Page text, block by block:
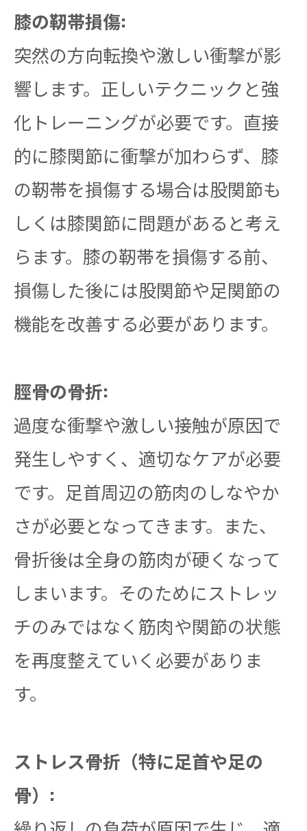
膝の靭帯損傷:
突然の方向転換や激しい衝撃が影
響します。正しいテクニックと強
化トレーニングが必要です。直接
的に膝関節に衝撃が加わらず、膝
の靭帯を損傷する場合は股関節も
しくは膝関節に問題があると考え
らます。膝の靭帯を損傷する前、
損傷した後には股関節や足関節の
機能を改善する必要があります。
脛骨の骨折:
過度な衝撃や激しい接触が原因で
発生しやすく、適切なケアが必要
です。足首周辺の筋肉のしなやか
さが必要となってきます。また、
骨折後は全身の筋肉が硬くなって
しまいます。そのためにストレッ
チのみではなく筋肉や関節の状態
を再度整えていく必要がありま
す。
ストレス骨折（特に足首や足の
骨）: